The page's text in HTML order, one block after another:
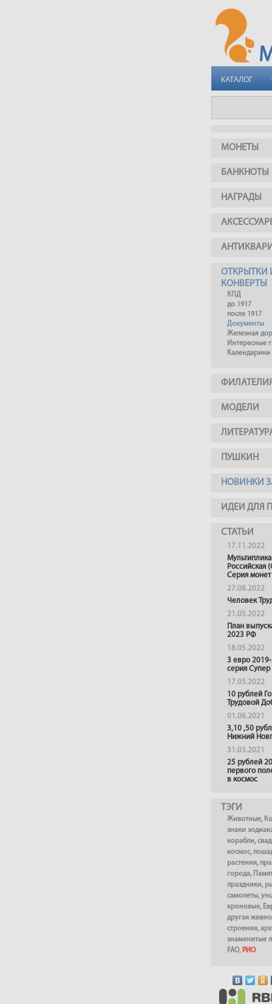
КАТАЛОГ
МОНЕТЫ
БАНКНОТЫ
НАГРАДЫ
ОТКРЫТКИ
КОНВЕРТЫ
КПД
до 1917
после 1917
Документы
Железная
Интересные
Календарики
МОДЕЛИ
ПУШКИН
НОВИНКИ
ИДЕИ ДЛЯ
СТАТЬИ
17.11.2022
Российская
Серия монет
27.08.2022
Человек
21.05.2022
План
2023 РФ
18.05.2022
3 евро
серия
17.05.2022
10 рублей
Трудовой
01.06.2021
3,10 ,50
Нижний
31.03.2021
25 рублей
первого
в космос
ТЭГИ
Животные,
знаки
корабли,
космос,
растения,
города,
праздники,
самолеты,
кроновые,
другая
строения,
знаменитые
FAO, РИО